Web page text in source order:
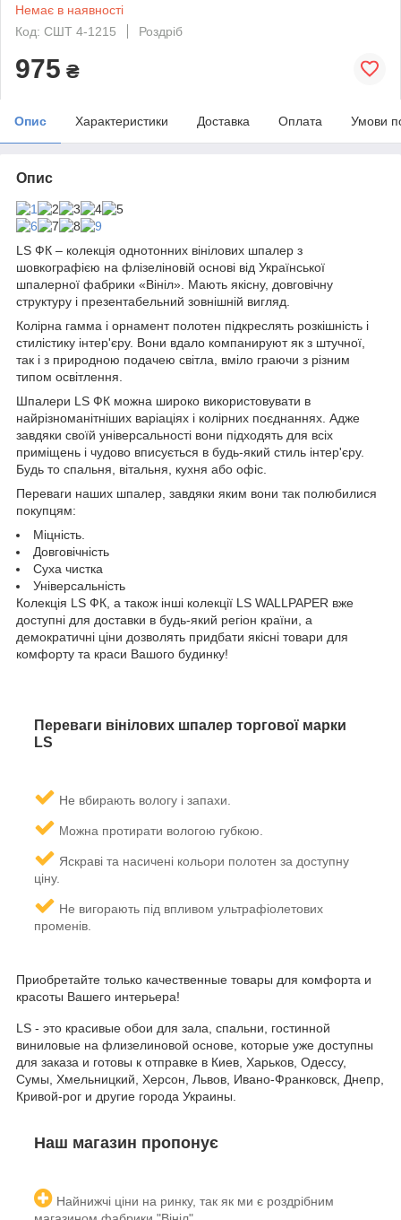
Немає в наявності
Код: СШТ 4-1215
Роздріб
975 ₴
Опис Характеристики Доставка Оплата Умови
Опис
LS ФК – колекція однотонних вінілових шпалер з
шовкографією на флізеліновій основі від Української
шпалерної фабрики «Вініл». Мають якісну, довговічну
структуру і презентабельний зовнішній вигляд.
Колірна гамма і орнамент полотен підкреслять розкішність і
стилістику інтер'єру. Вони вдало компанируют як з штучної,
так і з природною подачею світла, вміло граючи з різним
типом освітлення.
Шпалери LS ФК можна широко використовувати в
найрізноманітніших варіаціях і колірних поєднаннях. Адже
завдяки своїй універсальності вони підходять для всіх
приміщень і чудово вписується в будь-який стиль інтер'єру.
Будь то спальня, вітальня, кухня або офіс.
Переваги наших шпалер, завдяки яким вони так полюбилися
покупцям:
Міцність.
Довговічність
Суха чистка
Універсальність
Колекція LS ФК, а також інші колекції LS WALLPAPER вже
доступні для доставки в будь-який регіон країни, а
демократичні ціни дозволять придбати якісні товари для
комфорту та краси Вашого будинку!
Переваги вінілових шпалер торгової марки
LS
Не вбирають вологу і запахи.
Можна протирати вологою губкою.
Яскраві та насичені кольори полотен за доступну
ціну.
Не вигорають під впливом ультрафіолетових
променів.
Наш магазин пропонує
Найнижчі ціни на ринку, так як ми є роздрібним
LS - это красивые обои для зала, спальни, гостинной
виниловые на флизелиновой основе, которые уже доступны
для заказа и готовы к отправке в Киев, Харьков, Одессу,
Сумы, Хмельницкий, Херсон, Львов, Ивано-Франковск, Днепр,
Кривой-рог и другие города Украины.
Приобретайте только качественные товары для комфорта и
красоты Вашего интерьера!